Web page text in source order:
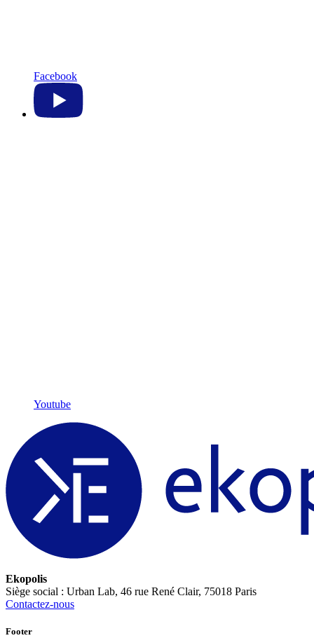
Facebook
Youtube
Ekopolis
Siège social : Urban Lab, 46 rue René Clair, 75018 Paris
Contactez-nous
Footer